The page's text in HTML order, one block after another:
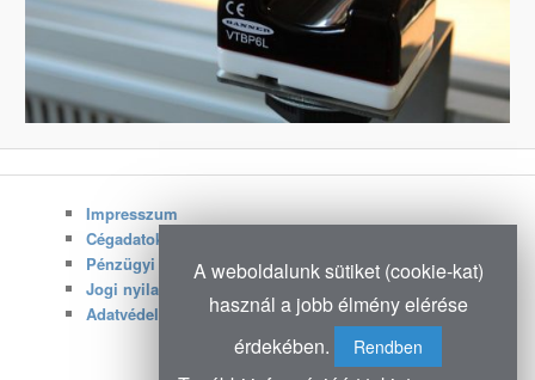
Impresszum
Cégadatok
Pénzügyi adatok
Jogi nyilatkozat
Adatvédelmi irányelvek
A weboldalunk sütiket (cookie-kat)
használ a jobb élmény elérése
érdekében.
Rendben